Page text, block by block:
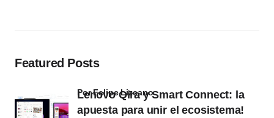
Featured Posts
Lenovo Qira y Smart Connect: la
apuesta para unir el ecosistema!
por Felipe Lizcano